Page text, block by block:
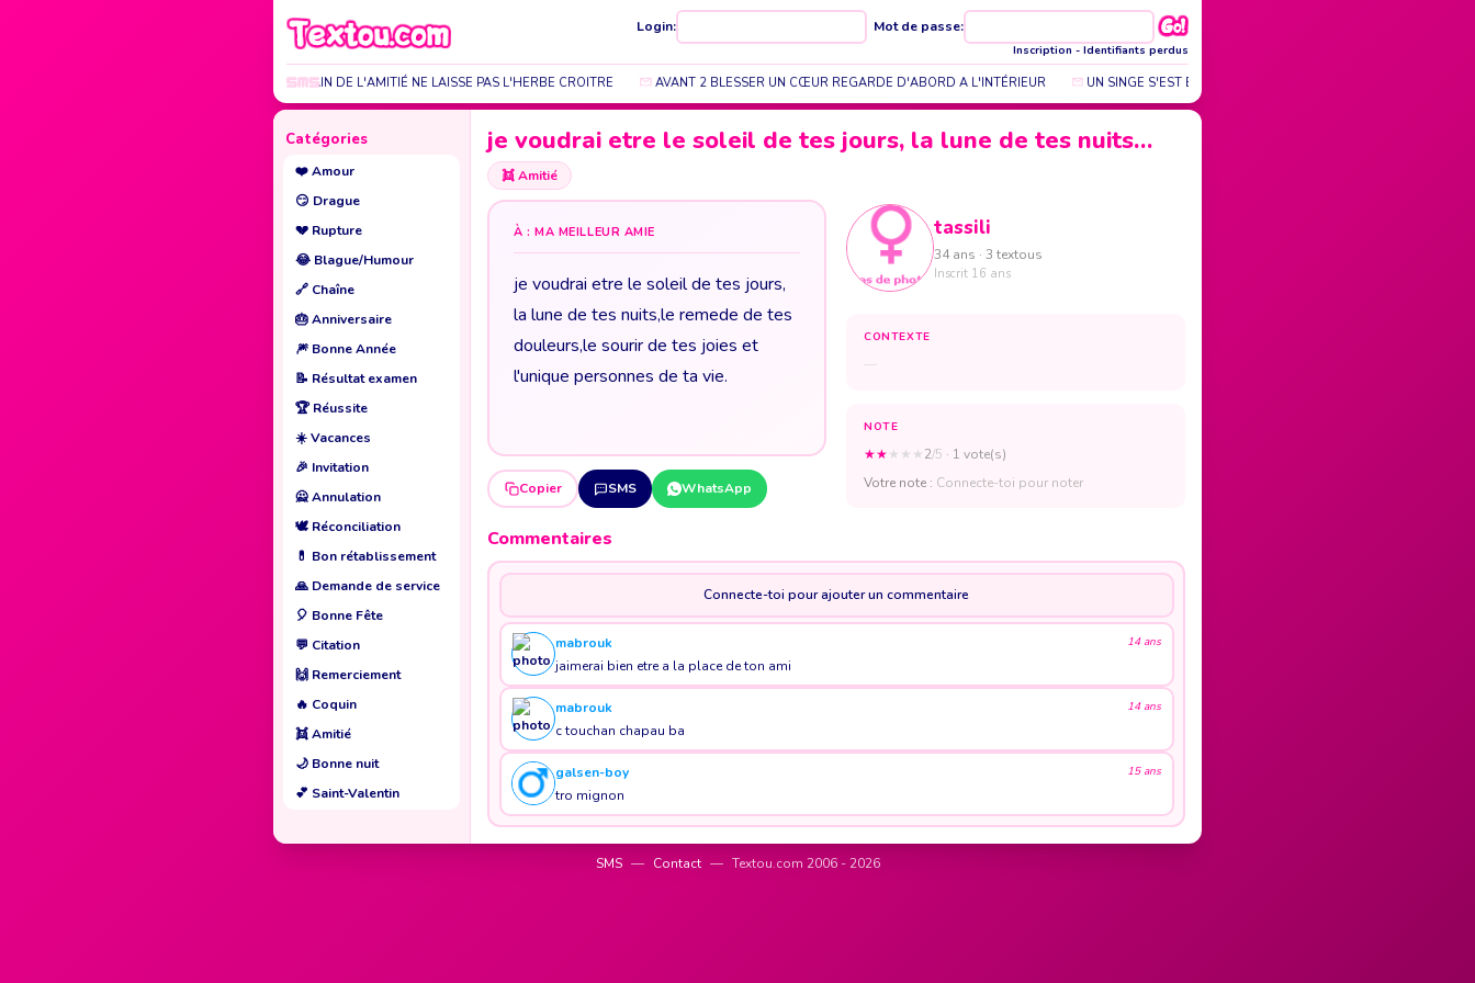
Login: Mot de passe:
Inscription - Identifiants perdus
SUR LE CHEMAIN DE L'AMITIÉ NE LAISSE PAS L'HERBE CROITRE AVANT 2 BLESSER UN CŒUR REGARDE D'ABORD A L'INTÉRIEUR UN SINGE S'EST ÉGARÉ DANS LA NARUTE, IL N'EST PAS
Catégories
❤️Amour
😏 Drague
💔 Rupture
😂 Blague/Humour
🔗 Chaîne
🎂Anniversaire
🎆 Bonne Année
📝 Résultat examen
🏆Réussite
☀️Vacances
🎉 Invitation
🙅Annulation
🕊️ Réconciliation
💊 Bon rétablissement
🙏 Demande de service
🎈 Bonne Fête
💬 Citation
🙌 Remerciement
🔥 Coquin
👯Amitié
🌙 Bonne nuit
💕 Saint-Valentin
je voudrai etre le soleil de tes jours, la lune de tes nuits…
👯Amitié
À : MA MEILLEUR AMIE
je voudrai etre le soleil de tes jours,
la lune de tes nuits,le remede de tes
douleurs,le sourir de tes joies et
l'unique personnes de ta vie.
Copier SMS WhatsApp
tassili
34 ans · 3 textous
Inscrit 16 ans
CONTEXTE
—
NOTE
★★★ ★ ★2/5 · 1 vote(s)
Votre note : Connecte-toi pour noter
Commentaires
Connecte-toi pour ajouter un commentaire
mabrouk 14 ans
jaimerai bien etre a la place de ton ami
mabrouk 14 ans
c touchan chapau ba
galsen-boy 15 ans
tro mignon
SMS — Contact — Textou.com 2006 - 2026